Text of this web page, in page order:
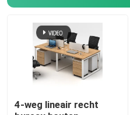
Geluiddichte Bureaupeul
Openluchthoek Sofa Set
4-weg lineair recht